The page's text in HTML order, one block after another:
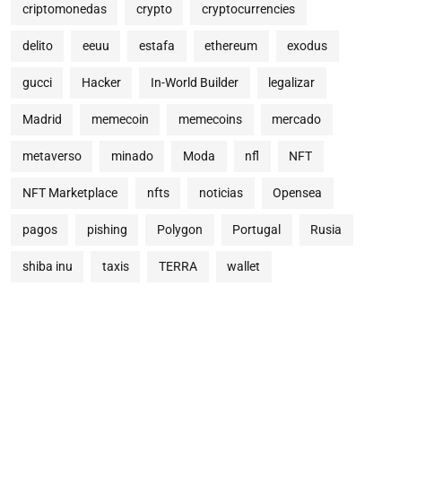
criptomonedas crypto cryptocurrencies
delito eeuu estafa ethereum exodus
gucci Hacker In-World Builder legalizar
Madrid memecoin memecoins mercado
metaverso minado Moda nfl NFT
NFT Marketplace nfts noticias Opensea
pagos pishing Polygon Portugal Rusia
shiba inu taxis TERRA wallet